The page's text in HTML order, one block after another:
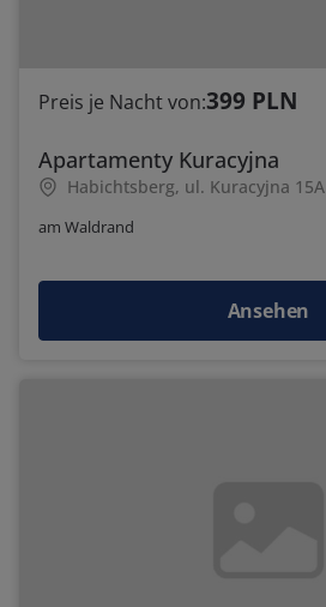
Preis je Nacht von:399 PLN
Apartamenty Kuracyjna
Habichtsberg, ul. Kuracyjna 15A
am Waldrand
Ansehen